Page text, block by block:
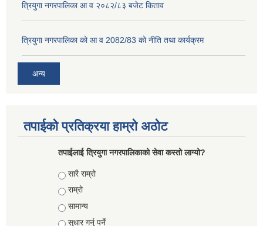
त्रियुगा नगरपालिका आ व २०८२/८३ बजेट किताव
त्रियुगा नगरपालिका को आ व 2082/83 को नीति तथा कार्यक्रम
अन्य
तपाईको प्रतिक्रया हाम्रो अठोट
तपाईलाई त्रियुगा नगरपालिकाको सेवा कस्तो लाग्यो?
Choices
सारै राम्रो
राम्रो
सामान्य
सुधार गर्नु पर्ने